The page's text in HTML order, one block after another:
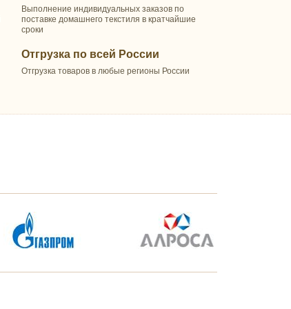
Выполнение индивидуальных заказов по
поставке домашнего текстиля в кратчайшие
сроки
Отгрузка по всей России
Отгрузка товаров в любые регионы России